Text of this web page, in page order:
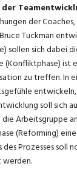
der
der
Tuckman
sollen sich dabei
(Konfliktphase) ist
zu treffen. In
soll sich
Arbeitsgruppe
(Reforming)
des Prozesses